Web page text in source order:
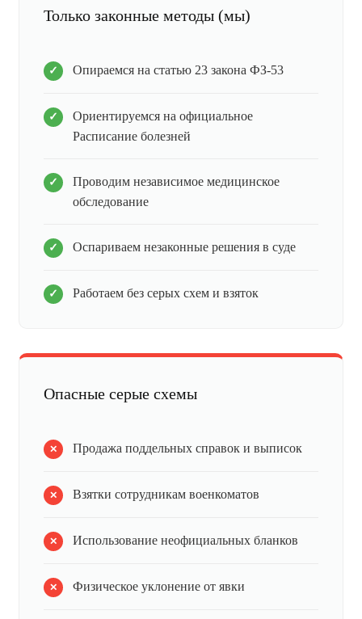
Только законные методы (мы)
Опираемся на статью 23 закона ФЗ-53
Ориентируемся на официальное
Расписание болезней
Проводим независимое медицинское
обследование
Оспариваем незаконные решения в суде
Работаем без серых схем и взяток
Опасные серые схемы
Продажа поддельных справок и выписок
Взятки сотрудникам военкоматов
Использование неофициальных бланков
Физическое уклонение от явки